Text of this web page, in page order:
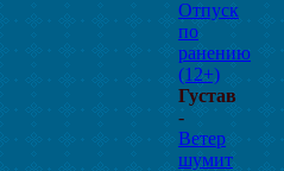
Отпуск
по
ранению
(12+)
Густав
-
Ветер
шумит